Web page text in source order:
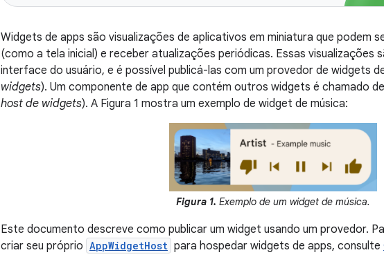
Widgets de apps são visualizações de aplicativos em miniatura que podem
(como a tela inicial) e receber atualizações periódicas. Essas visualizações
interface do usuário, e é possível publicá-las com um provedor de widgets
widgets). Um componente de app que contém outros widgets é chamado
host de widgets). A Figura 1 mostra um exemplo de widget de música:
Figura 1. Exemplo de um widget de música.
Este documento descreve como publicar um widget usando um provedor.
criar seu próprio AppWidgetHost para hospedar widgets de apps, consulte